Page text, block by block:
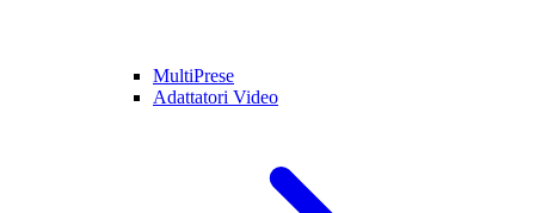
MultiPrese
Adattatori Video